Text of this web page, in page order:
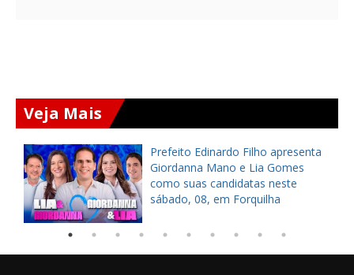
Veja Mais
Prefeito Edinardo Filho apresenta
Giordanna Mano e Lia Gomes
como suas candidatas neste
sábado, 08, em Forquilha